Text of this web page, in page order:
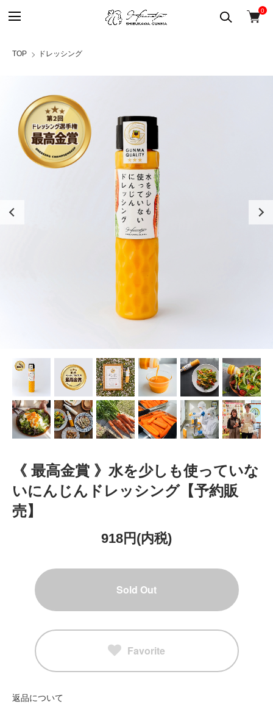
0
TOP ドレッシング
《 最高金賞 》水を少しも使っていな
いにんじんドレッシング【予約販
売】
918円(内税)
Sold Out
Favorite
返品について